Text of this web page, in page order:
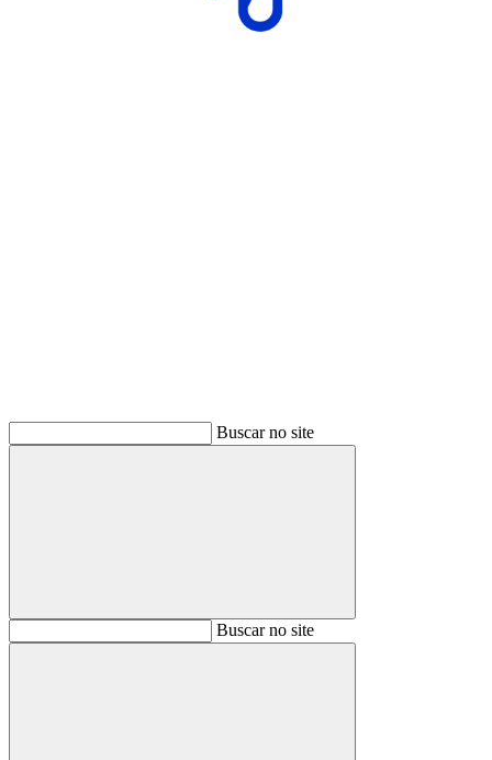
Buscar no site
BuscarBuscar no site